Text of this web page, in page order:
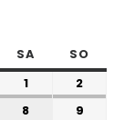
SA SO
1
2
8
9